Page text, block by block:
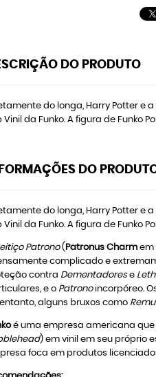
DO PRODUTO
do longa, Harry Potter e
Vinil da Funko. A figura de Funko
DO
do longa, Harry Potter e
Vinil da Funko. A figura de Funko
Patrono( Patronus Charm em
complicado e
contra Dementadorese
e o Patronoincorpóreo.
entanto, alguns bruxos como
é uma empresa americana
) em vinil em seu próprio
foca em produtos